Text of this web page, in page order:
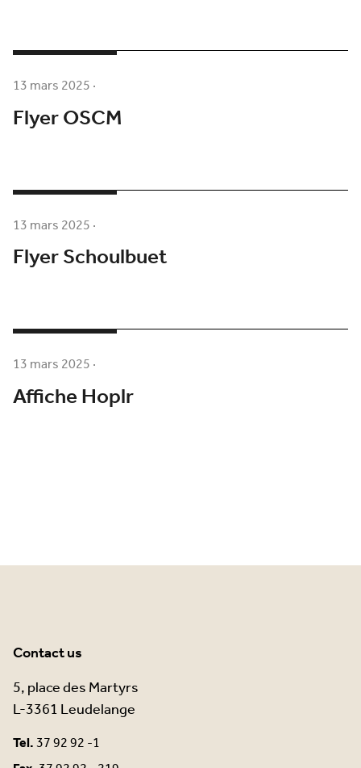
13 mars 2025·
Flyer OSCM
13 mars 2025·
Flyer Schoulbuet
13 mars 2025·
Affiche Hoplr
Contact us
5, place des Martyrs
L-3361 Leudelange
Tel.37 92 92 -1